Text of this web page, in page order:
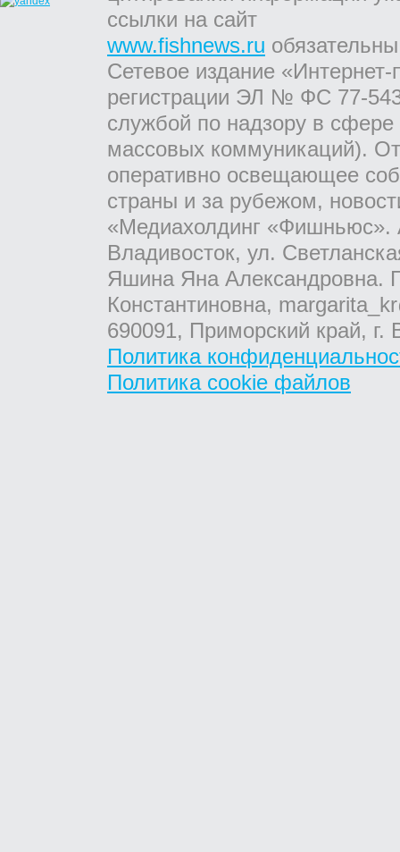
ссылки на сайт
www.fishnews.ru
Сетевое издание
регистрации ЭЛ № ФС 77-
службой по надзору в
массовых коммуникаций).
оперативно освещающее
страны и за рубежом,
«Медиахолдинг «Фишньюс».
Владивосток, ул.
Яшина Яна Александровна.
Константиновна,
690091, Приморский край,
Политика
Политика cookie файлов